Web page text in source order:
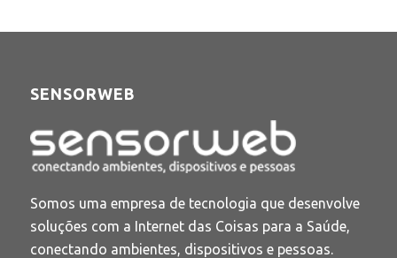
SENSORWEB
Somos uma empresa de tecnologia que desenvolve
soluções com a Internet das Coisas para a Saúde,
conectando ambientes, dispositivos e pessoas.